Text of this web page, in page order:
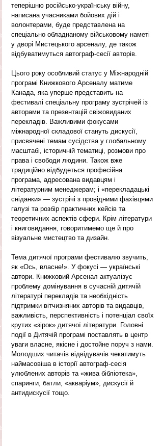
теперішню російсько-українську війну,
написана учасниками бойових дій і
волонтерами, буде представлена на
спеціально обладнаному військовому наметі
у дворі Мистецького арсеналу, де також
відбуватимуться автограф-сесії авторів.
Цього року особливий статус у Міжнародній
програмі Книжкового Арсеналу матиме
Канада, яка уперше представить на
фестивалі спеціальну програму зустрічей із
авторами та презентацій свіжовиданих
перекладів. Важливими фокусами
міжнародної складової стануть дискусії,
присвячені темам сусідства у глобальному
масштабі, історичній тематиці, розмови про
права і свободи людини. Також вже
традиційно відбудеться професійна
програма, адресована видавцям і
літературним менеджерам; і «перекладацькі
сніданки» — зустрічі з провідними фахівцями
галузі та розбір практичних кейсів та
теоретичних аспектів сфери. Крім літератури
і книговидання, говоритимемо ще й про
візуальне мистецтво та дизайн.
Тема дитячої програми фестивалю звучить,
як «Ось, власне!». У фокусі — українські
автори. Книжковий Арсенал актуалізує
проблему домінування в сучасній дитячій
літературі перекладів та необхідність
підтримки вітчизняних авторів та видавців,
важливість, перспективність і потенціал своїх
крутих «зірок» дитячої літератури. Головні
події в Дитячій програмі поставлять в центр
уваги власне, якісне і достойне поруч з нами.
Молодших читачів відвідувачів чекатимуть
наймасовіша в історії автограф-сесія
улюблених авторів та «жива бібліотека»,
спаринги, батли, «акваріум», дискусії й
антидискусії тощо.